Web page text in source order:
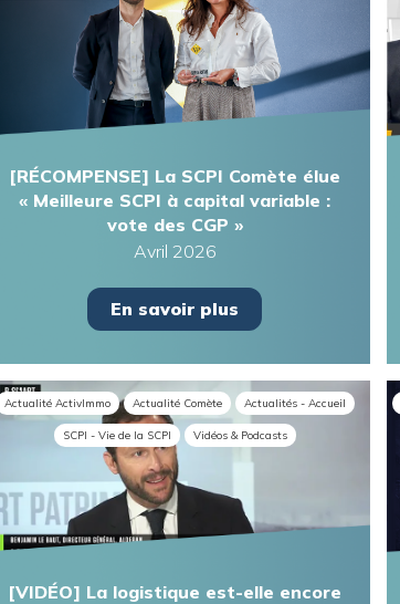
[RÉCOMPENSE] La SCPI Comète élue
« Meilleure SCPI à capital variable :
vote des CGP »
Avril 2026
En savoir plus
Actualité ActivImmo Actualité Comète Actualités - Accueil
SCPI - Vie de la SCPI Vidéos & Podcasts
[VIDÉO] La logistique est-elle encore